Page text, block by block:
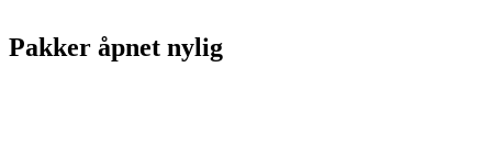
Pakker åpnet nylig